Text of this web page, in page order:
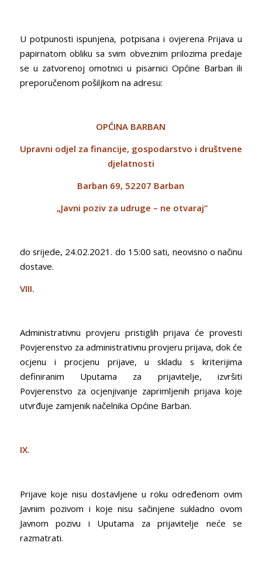
U potpunosti ispunjena, potpisana i ovjerena Prijava u
papirnatom obliku sa svim obveznim prilozima predaje
se u zatvorenoj omotnici u pisarnici Općine Barban ili
preporučenom pošiljkom na adresu:
OPĆINA BARBAN
Upravni odjel za financije, gospodarstvo i društvene
djelatnosti
Barban 69, 52207 Barban
„Javni poziv za udruge – ne otvaraj“
do srijede, 24.02.2021. do 15:00 sati, neovisno o načinu
dostave.
VIII.
Administrativnu provjeru pristiglih prijava će provesti
Povjerenstvo za administrativnu provjeru prijava, dok će
ocjenu i procjenu prijave, u skladu s kriterijima
definiranim Uputama za prijavitelje, izvršiti
Povjerenstvo za ocjenjivanje zaprimljenih prijava koje
utvrđuje zamjenik načelnika Općine Barban.
IX.
Prijave koje nisu dostavljene u roku određenom ovim
Javnim pozivom i koje nisu sačinjene sukladno ovom
Javnom pozivu i Uputama za prijavitelje neće se
razmatrati.